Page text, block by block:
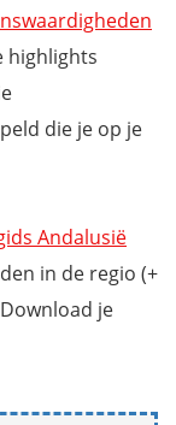
highlights
die je op je
Andalusië
in de regio (+
je